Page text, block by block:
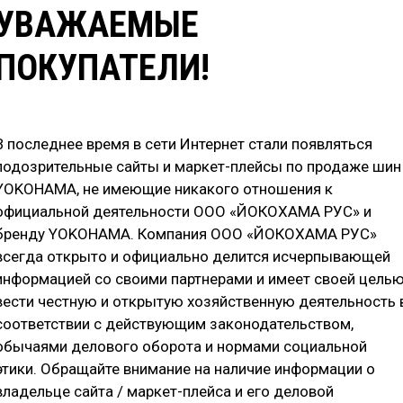
последнее время в сети Интернет стали появляться
сайты и маркет-плейсы по продаже шин
не имеющие никакого отношения к
деятельности ООО «ЙОКОХАМА РУС» и
YOKOHAMA. Компания ООО «ЙОКОХАМА РУС»
открыто и официально делится исчерпывающей
со своими партнерами и имеет своей
честную и открытую хозяйственную деятельность
с действующим законодательством,
делового оборота и нормами социальной
Обращайте внимание на наличие информации о
сайта / маркет-плейса и его деловой